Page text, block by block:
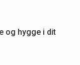
og hygge i dit